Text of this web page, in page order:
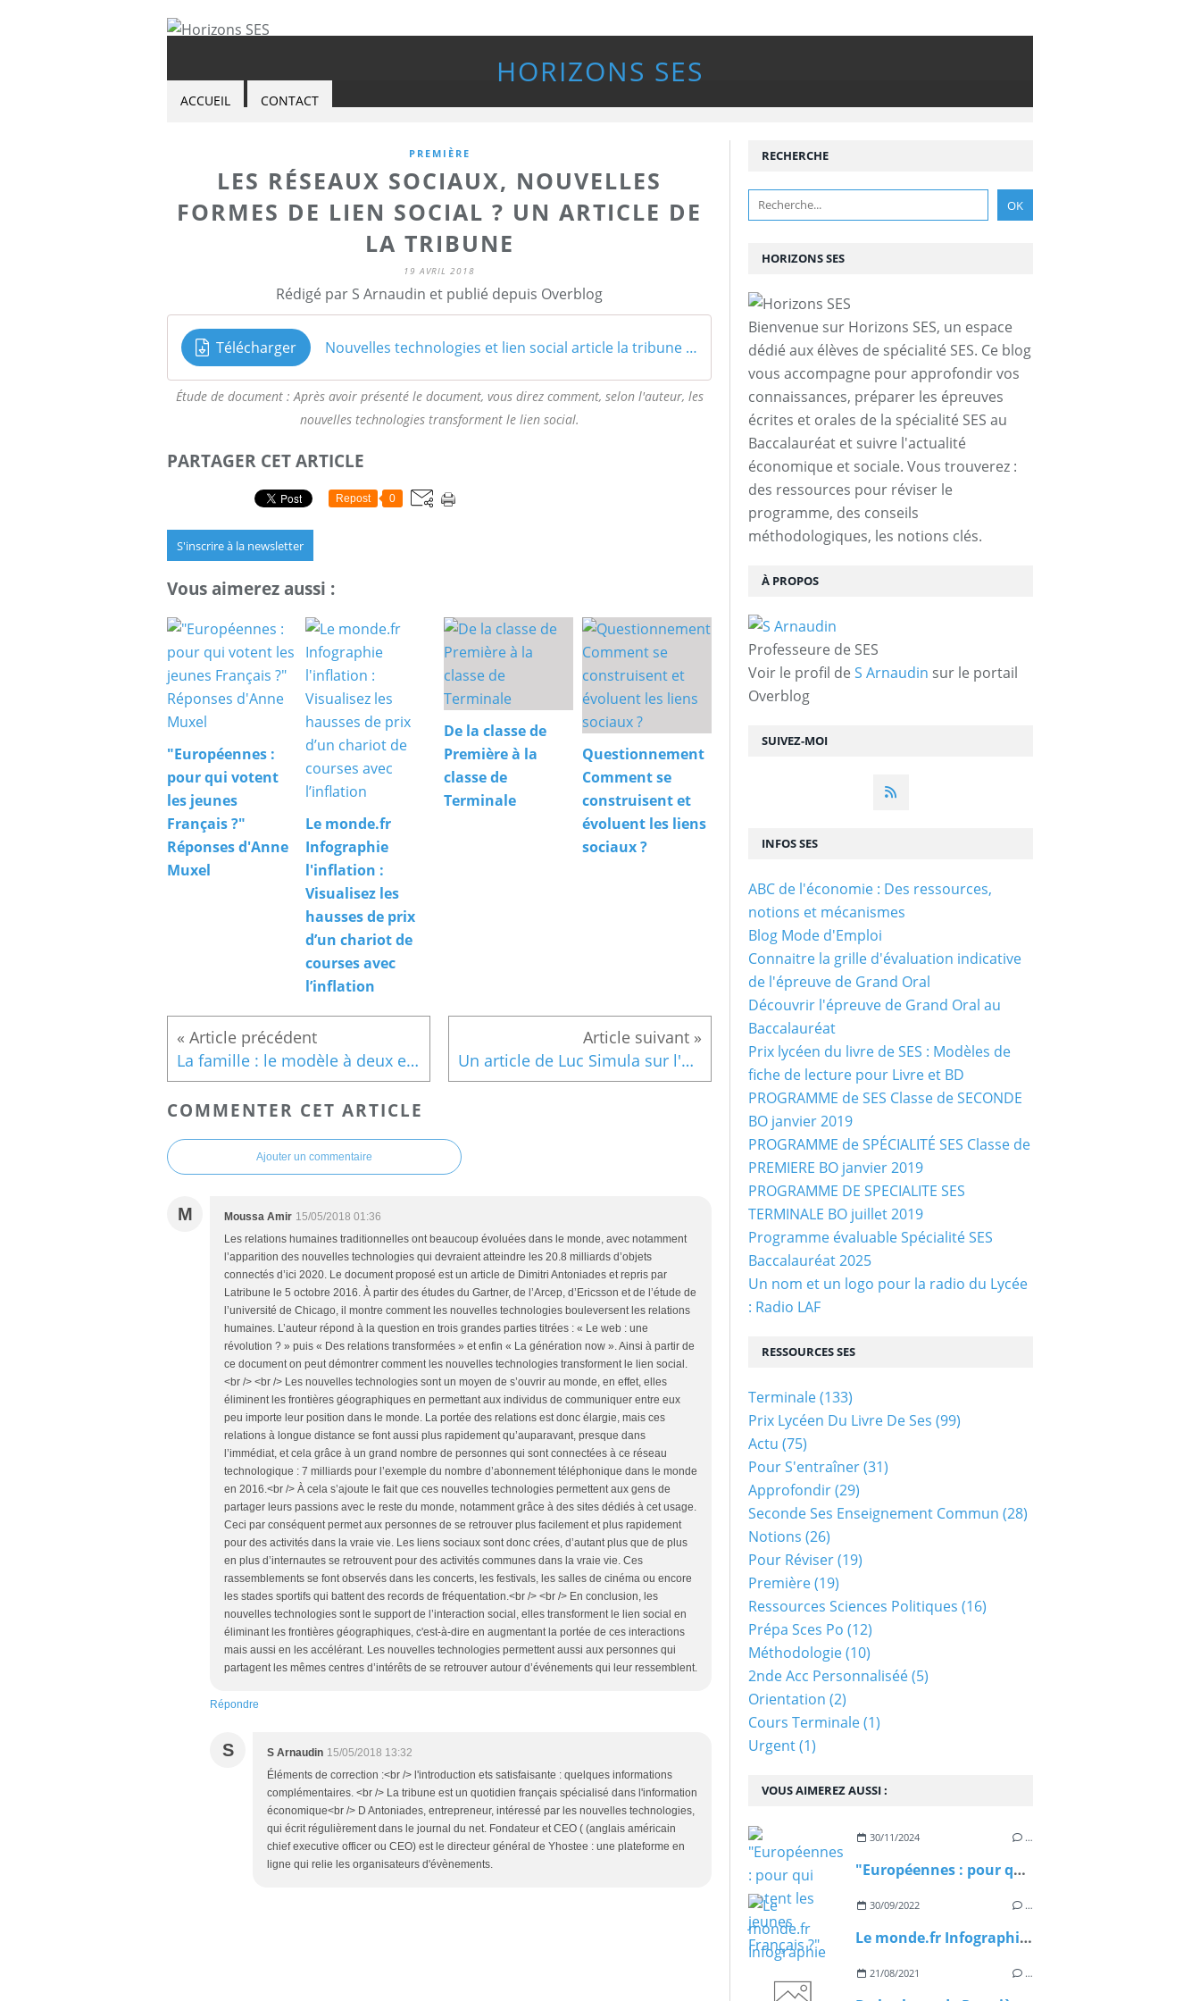
HORIZONS SES
ACCUEIL CONTACT
PREMIÈRE
LES RÉSEAUX SOCIAUX, NOUVELLES
FORMES DE LIEN SOCIAL ? UN ARTICLE DE
LA TRIBUNE
19 AVRIL 2018
Rédigé par S Arnaudin et publié depuis Overblog
Télécharger Nouvelles technologies et lien social article la tribune 2016
Étude de document : Après avoir présenté le document, vous direz comment, selon l'auteur, les
nouvelles technologies transforment le lien social.
PARTAGER CET ARTICLE
Repost 0
S'inscrire à la newsletter
Vous aimerez aussi :
"Européennes :
pour qui votent
les jeunes
Français ?"
Réponses d'Anne
Muxel
Le monde.fr
Infographie
l'inflation :
Visualisez les
hausses de prix
d’un chariot de
courses avec
l’inflation
De la classe de
Première à la
classe de
Terminale
Questionnement
Comment se
construisent et
évoluent les liens
sociaux ?
La famille : le modèle à deux enfants est minoritaire. Observatoire des sociétés janvier 2016 Un article de Luc Simula sur l'histoire d'un concept le Chômage
COMMENTER CET ARTICLE
Ajouter un commentaire
M Moussa Amir 15/05/2018 01:36
Les relations humaines traditionnelles ont beaucoup évoluées dans le monde, avec notamment
l’apparition des nouvelles technologies qui devraient atteindre les 20.8 milliards d’objets
connectés d’ici 2020. Le document proposé est un article de Dimitri Antoniades et repris par
Latribune le 5 octobre 2016. À partir des études du Gartner, de l’Arcep, d’Ericsson et de l’étude de
l’université de Chicago, il montre comment les nouvelles technologies bouleversent les relations
humaines. L’auteur répond à la question en trois grandes parties titrées : « Le web : une
révolution ? » puis « Des relations transformées » et enfin « La génération now ». Ainsi à partir de
ce document on peut démontrer comment les nouvelles technologies transforment le lien social.
<br /> <br /> Les nouvelles technologies sont un moyen de s’ouvrir au monde, en effet, elles
éliminent les frontières géographiques en permettant aux individus de communiquer entre eux
peu importe leur position dans le monde. La portée des relations est donc élargie, mais ces
relations à longue distance se font aussi plus rapidement qu’auparavant, presque dans
l’immédiat, et cela grâce à un grand nombre de personnes qui sont connectées à ce réseau
technologique : 7 milliards pour l’exemple du nombre d’abonnement téléphonique dans le monde
en 2016.<br /> À cela s’ajoute le fait que ces nouvelles technologies permettent aux gens de
partager leurs passions avec le reste du monde, notamment grâce à des sites dédiés à cet usage.
Ceci par conséquent permet aux personnes de se retrouver plus facilement et plus rapidement
pour des activités dans la vraie vie. Les liens sociaux sont donc crées, d’autant plus que de plus
en plus d’internautes se retrouvent pour des activités communes dans la vraie vie. Ces
rassemblements se font observés dans les concerts, les festivals, les salles de cinéma ou encore
les stades sportifs qui battent des records de fréquentation.<br /> <br /> En conclusion, les
nouvelles technologies sont le support de l’interaction social, elles transforment le lien social en
éliminant les frontières géographiques, c'est-à-dire en augmentant la portée de ces interactions
mais aussi en les accélérant. Les nouvelles technologies permettent aussi aux personnes qui
partagent les mêmes centres d’intérêts de se retrouver autour d’événements qui leur ressemblent.
Répondre
S S Arnaudin 15/05/2018 13:32
Éléments de correction :<br /> l'introduction ets satisfaisante : quelques informations
complémentaires. <br /> La tribune est un quotidien français spécialisé dans l'information
économique<br /> D Antoniades, entrepreneur, intéressé par les nouvelles technologies,
qui écrit régulièrement dans le journal du net. Fondateur et CEO ( (anglais américain
chief executive officer ou CEO) est le directeur général de Yhostee : une plateforme en
ligne qui relie les organisateurs d'évènements.
SUIVEZ-MOI
RECHERCHE
HORIZONS SES
Bienvenue sur Horizons SES, un espace
dédié aux élèves de spécialité SES. Ce blog
vous accompagne pour approfondir vos
connaissances, préparer les épreuves
écrites et orales de la spécialité SES au
Baccalauréat et suivre l'actualité
économique et sociale. Vous trouverez :
des ressources pour réviser le
programme, des conseils
méthodologiques, les notions clés.
À PROPOS
Professeure de SES
Voir le profil de S Arnaudin sur le portail
Overblog
VOUS AIMEREZ AUSSI :
30/11/2024 …
"Européennes : pour qui votent les jeunes Français ?" Réponses d'Anne Muxel
30/09/2022 …
Le monde.fr Infographie l'inflation : Visualisez les hausses de prix d’un chariot de courses avec l’inflation
21/08/2021 …
INFOS SES
ABC de l'économie : Des ressources,
notions et mécanismes
Blog Mode d'Emploi
Connaitre la grille d'évaluation indicative
de l'épreuve de Grand Oral
Découvrir l'épreuve de Grand Oral au
Baccalauréat
Prix lycéen du livre de SES : Modèles de
fiche de lecture pour Livre et BD
PROGRAMME de SES Classe de SECONDE
BO janvier 2019
PROGRAMME de SPÉCIALITÉ SES Classe de
PREMIERE BO janvier 2019
PROGRAMME DE SPECIALITE SES
TERMINALE BO juillet 2019
Programme évaluable Spécialité SES
Baccalauréat 2025
Un nom et un logo pour la radio du Lycée
: Radio LAF
RESSOURCES SES
Terminale(133)
Prix Lycéen Du Livre De Ses (99)
Actu (75)
Pour S'entraîner(31)
Approfondir(29)
Seconde Ses Enseignement Commun (28)
Notions (26)
Pour Réviser(19)
Première(19)
Ressources Sciences Politiques (16)
Prépa Sces Po (12)
Méthodologie(10)
2nde Acc Personnaliséé(5)
Orientation (2)
Cours Terminale(1)
Urgent(1)